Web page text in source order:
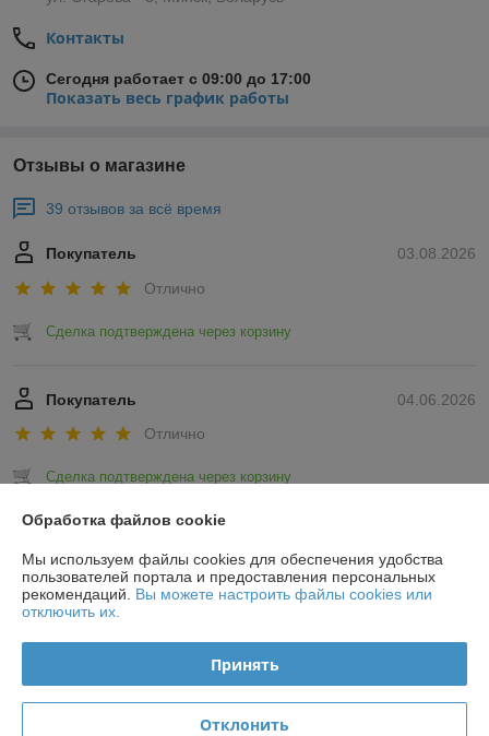
Контакты
Сегодня работает с 09:00 до 17:00
Показать весь график работы
Отзывы о магазине
39 отзывов за всё время
03.08.2026
Покупатель
Отлично
Сделка подтверждена через корзину
04.06.2026
Покупатель
Отлично
Сделка подтверждена через корзину
Показать все отзывы
О нас
Доставка и оплата
Обработка файлов cookie
Мы используем файлы cookies для обеспечения удобства
пользователей портала и предоставления персональных
рекомендаций. Вы можете настроить файлы cookies или
отключить их.
Принять
Отклонить